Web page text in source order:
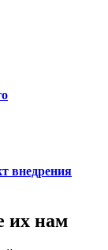
внедрения
их нам